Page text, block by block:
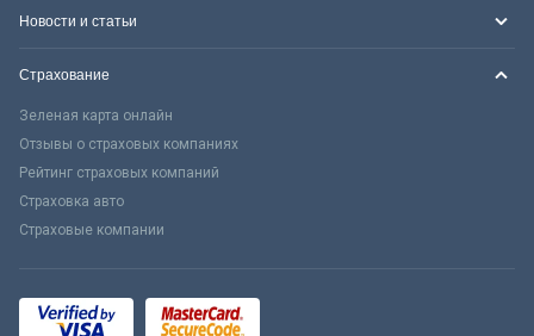
Новости и статьи
Страхование
Зеленая карта онлайн
Отзывы о страховых компаниях
Рейтинг страховых компаний
Страховка авто
Страховые компании